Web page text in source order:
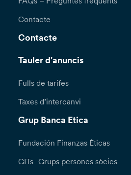
Contacte
Contacte
Tauler d'anuncis
Fulls de tarifes
Taxes d’intercanvi
Grup Banca Etica
Fundación Finanzas Éticas
GITs- Grups persones sòcies